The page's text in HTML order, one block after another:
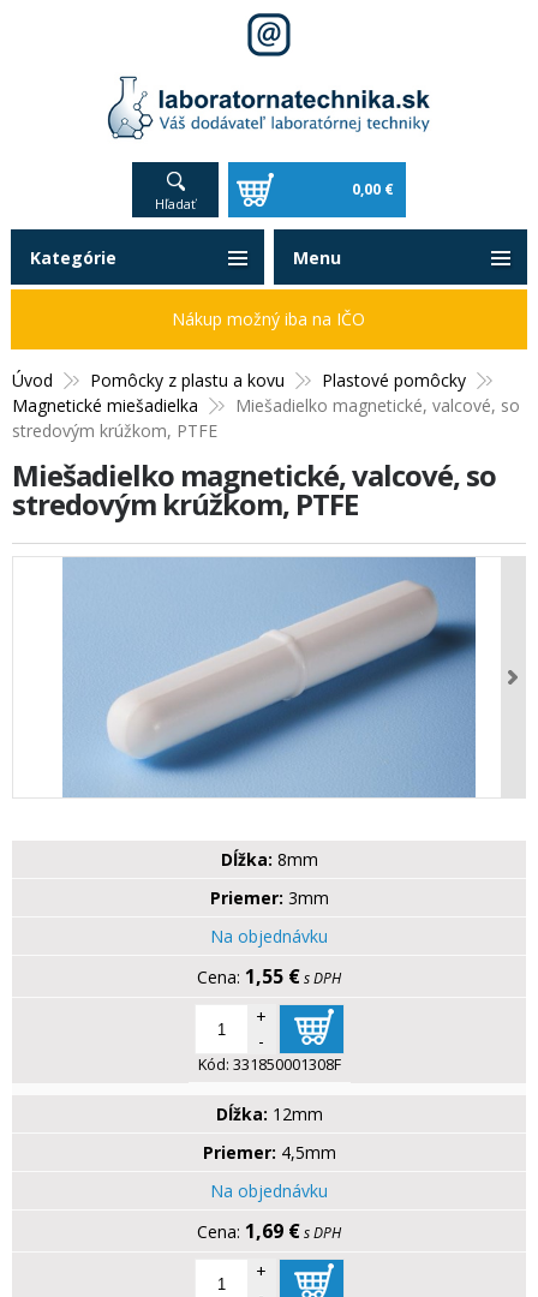
Hľadať
0,00 €
Úvod Pomôcky z plastu a kovu
Plastové pomôcky
Magnetické miešadielka
Miešadielko magnetické, valcové, so
stredovým krúžkom, PTFE
Miešadielko magnetické, valcové, so
stredovým krúžkom, PTFE
Dĺžka: 8mm
Priemer: 3mm
Na objednávku
1,55 €s DPH
+
-
Kód: 331850001308F
Dĺžka: 12mm
Priemer: 4,5mm
Na objednávku
1,69 €s DPH
+
Kategórie
Nákup možný iba na IČO
Menu